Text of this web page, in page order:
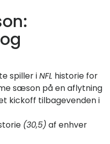
spiller iNFL historie for
sæson på en aflytning
kickoff tilbagevenden i
(30,5) af enhver